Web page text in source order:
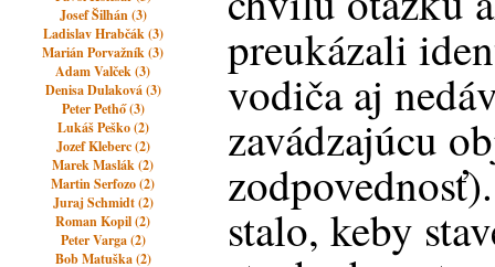
Josef Šilhán (3)
Ladislav Hrabčák (3)
Marián Porvažník (3)
Adam Valček (3)
Denisa Dulaková (3)
Peter Pethő (3)
Lukáš Peško (2)
Jozef Kleberc (2)
Marek Maslák (2)
Martin Serfozo (2)
Juraj Schmidt (2)
Roman Kopil (2)
Peter Varga (2)
Bob Matuška (2)
preukázali
vodiča aj
zavádzajúcu
stalo, keby